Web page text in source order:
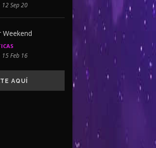
12 Sep 20
Weekend
15 Feb 16
AQUÍ